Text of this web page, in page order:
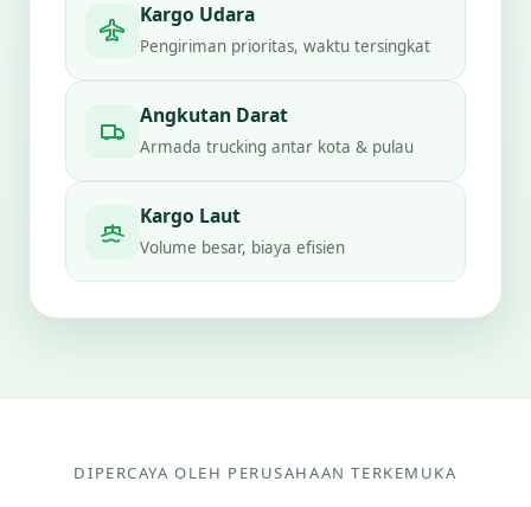
Kargo Udara
Pengiriman prioritas, waktu tersingkat
Angkutan Darat
Armada trucking antar kota & pulau
Kargo Laut
Volume besar, biaya efisien
DIPERCAYA OLEH PERUSAHAAN TERKEMUKA